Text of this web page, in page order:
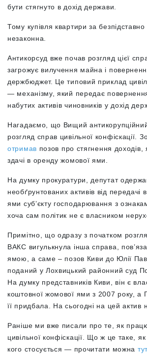
бути стягнуто в дохід держави.
Тому купівля квартири за
незаконна.
Антикорсуд вже почав розгляд цієї
загрожує вилучення майна і
держбюджет. Це типовий приклад
— механізму, який передає
набутих активів чиновників у дохід
Нагадаємо, що Вищий
розгляд справ цивільної конфіскації.
отримав позов про стягнення доходів,
здачі в оренду жомової ями.
На думку прокуратури, депутат
необґрунтованих активів від передачі
ями суб’єкту господарювання з
хоча сам політик не є власником
Примітно, що одразу з початком
ВАКС вигулькнула інша справа,
ямою, а саме – позов Киви до Юлії
поданий у Лохвицький районний суд
На думку представників Киви, він є
коштовної жомової ями з 2007 року, а
її придбала. На сьогодні на цей актив
Раніше ми вже писали про те, як
цивільної конфіскації. Що ж це таке,
кого стосується — прочитати можна тут